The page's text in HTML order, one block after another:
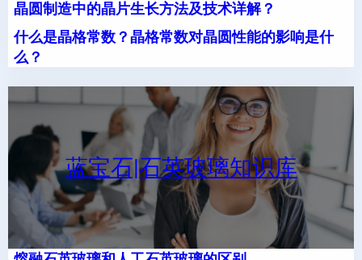
晶圆制造中的晶片生长方法及技术详解？
什么是晶格常数？晶格常数对晶圆性能的影响是什
么？
蓝宝石|石英玻璃知识库